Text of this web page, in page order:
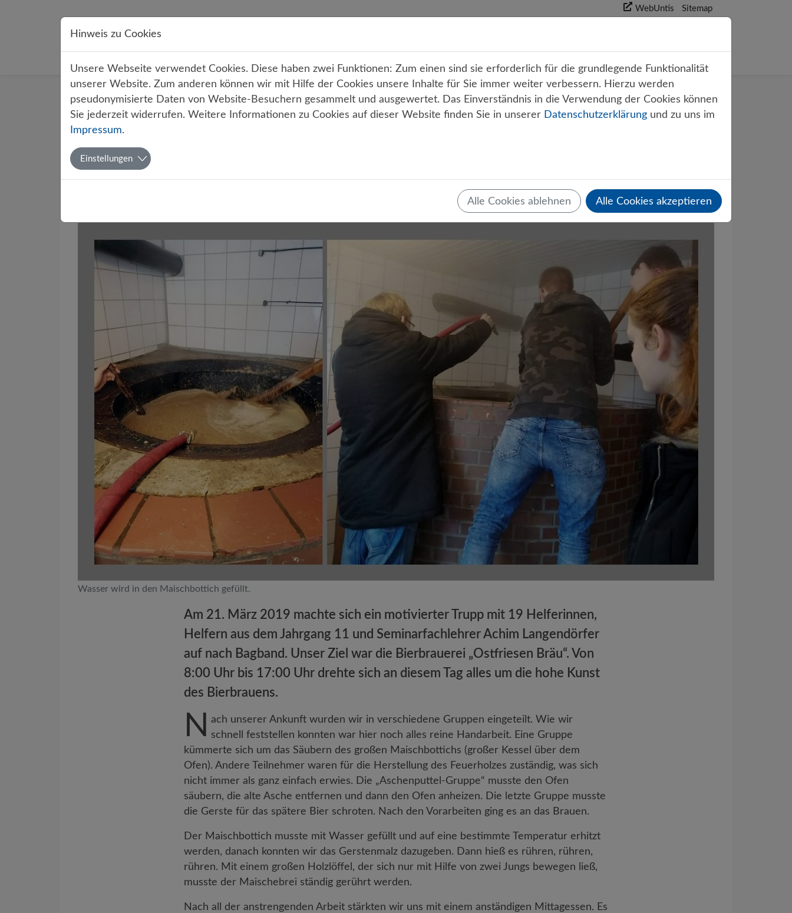
WebUntis Sitemap
Startseite
Über uns Aktuelles
„Löschtrupp“ sorgt für Abhilfe
Wasser wird in den Maischbottich gefüllt.
Am 21. März 2019 machte sich ein motivierter Trupp mit 19 Helferinnen,
Helfern aus dem Jahrgang 11 und Seminarfachlehrer Achim Langendörfer
auf nach Bagband. Unser Ziel war die Bierbrauerei „Ostfriesen Bräu“. Von
8:00 Uhr bis 17:00 Uhr drehte sich an diesem Tag alles um die hohe Kunst
des Bierbrauens.
N
ach unserer Ankunft wurden wir in verschiedene Gruppen eingeteilt. Wie wir
schnell feststellen konnten war hier noch alles reine Handarbeit. Eine Gruppe
kümmerte sich um das Säubern des großen Maischbottichs (großer Kessel über dem
Ofen). Andere Teilnehmer waren für die Herstellung des Feuerholzes zuständig, was sich
nicht immer als ganz einfach erwies. Die „Aschenputtel-Gruppe“ musste den Ofen
säubern, die alte Asche entfernen und dann den Ofen anheizen. Die letzte Gruppe musste
die Gerste für das spätere Bier schroten. Nach den Vorarbeiten ging es an das Brauen.
Der Maischbottich musste mit Wasser gefüllt und auf eine bestimmte Temperatur erhitzt
werden, danach konnten wir das Gerstenmalz dazugeben. Dann hieß es rühren, rühren,
rühren. Mit einem großen Holzlöffel, der sich nur mit Hilfe von zwei Jungs bewegen ließ,
musste der Maischebrei ständig gerührt werden.
Nach all der anstrengenden Arbeit stärkten wir uns mit einem anständigen Mittagessen. Es
Hinweis zu Cookies
Unsere Webseite verwendet Cookies. Diese haben zwei Funktionen: Zum einen sind sie erforderlich für die grundlegende Funktionalität
unserer Website. Zum anderen können wir mit Hilfe der Cookies unsere Inhalte für Sie immer weiter verbessern. Hierzu werden
pseudonymisierte Daten von Website-Besuchern gesammelt und ausgewertet. Das Einverständnis in die Verwendung der Cookies können
Sie jederzeit widerrufen. Weitere Informationen zu Cookies auf dieser Website finden Sie in unserer Datenschutzerklärung und zu uns im
Impressum.
Einstellungen
Alle Cookies ablehnen Alle Cookies akzeptieren